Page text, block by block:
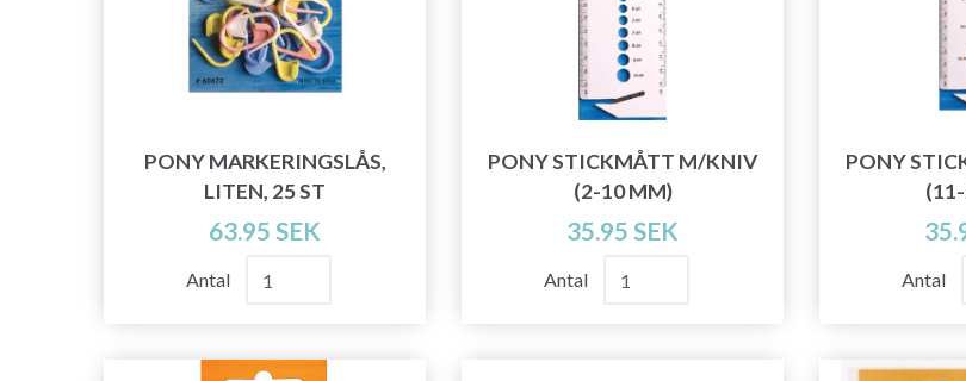
PONY MARKERINGSLÅS,
LITEN, 25 ST
63.95 SEK
Antal
PONY STICKMÅTT M/KNIV
(2-10 MM)
35.95 SEK
Antal
PONY
Antal
Spara upp till
Bli en del av vår garn-gemenskap
exklusiv tillgång till